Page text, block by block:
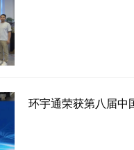
环宇通荣获第八届中